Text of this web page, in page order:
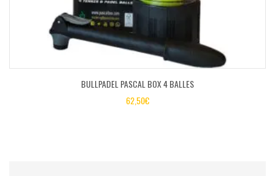
BULLPADEL PASCAL BOX 4 BALLES
62,50€